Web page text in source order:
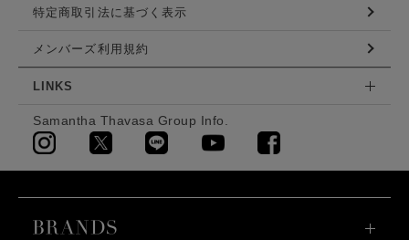
特定商取引法に基づく表示
メンバーズ利用規約
LINKS
Samantha Thavasa Group Info.